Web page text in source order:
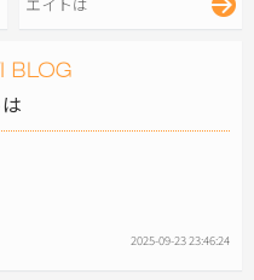
2025-09-23 23:46:24